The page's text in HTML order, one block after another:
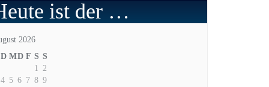
ist der …
2026
D MD F S S
1 2
4 5 6 7 8 9